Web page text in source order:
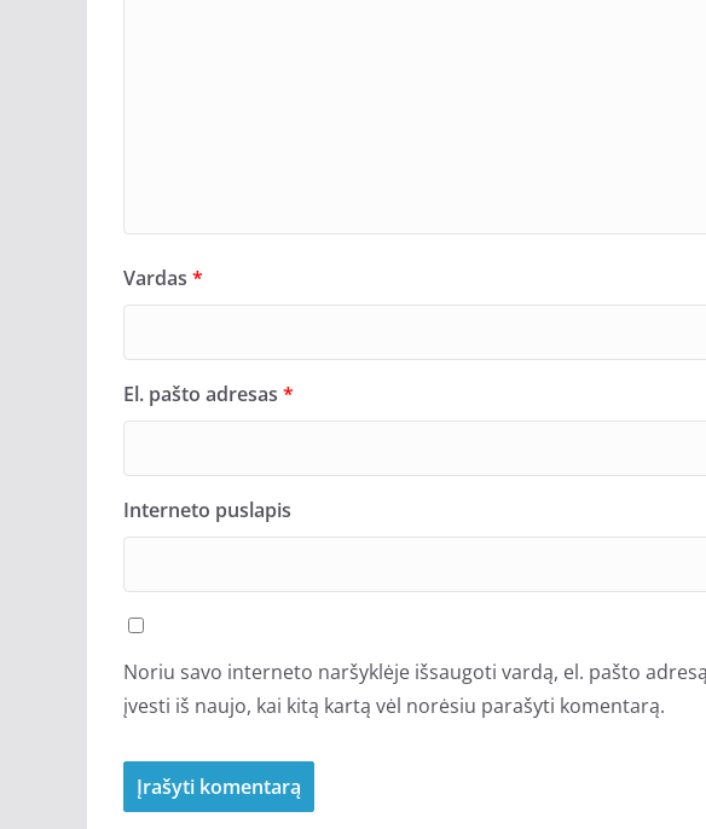
Vardas *
El. pašto adresas *
Interneto puslapis
Noriu savo interneto naršyklėje išsaugoti vardą, el. pašto
įvesti iš naujo, kai kitą kartą vėl norėsiu parašyti komentarą.